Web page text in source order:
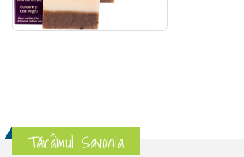
Tărâmul Savonia